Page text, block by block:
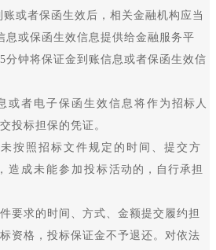
者保函生效后，相关金融机构应当
息或保函生效信息提供给金融服务平
分钟将保证金到账信息或者保函生效信
者电子保函生效信息将作为招标人
投标担保的凭证。
照招标文件规定的时间、提交方
造成未能参加投标活动的，自行承担
求的时间、方式、金额提交履约担
资格，投标保证金不予退还。对依法